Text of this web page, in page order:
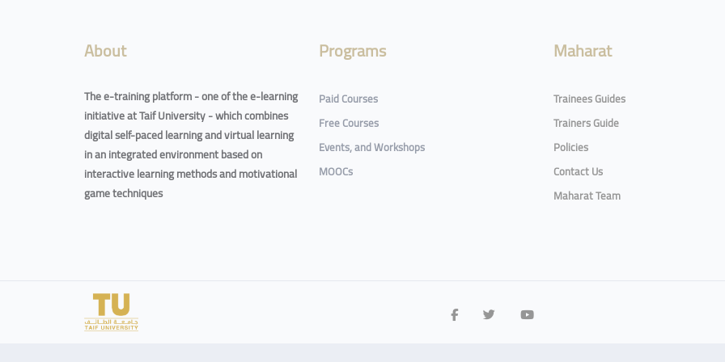
About
The e-training platform - one of the e-learning
initiative at Taif University - which combines
digital self-paced learning and virtual learning
in an integrated environment based on
interactive learning methods and motivational
game techniques
Programs
Paid Courses
Free Courses
Events, and Workshops
MOOCs
Maharat
Trainees Guides
Trainers Guide
Policies
Contact Us
Maharat Team